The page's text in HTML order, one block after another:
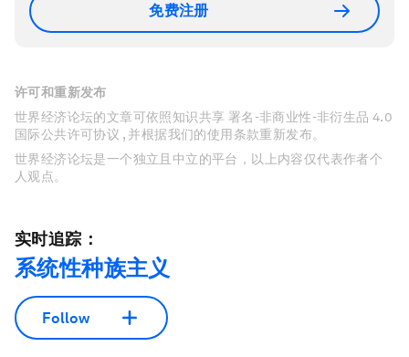
免费注册
许可和重新发布
世界经济论坛的文章可依照知识共享 署名-非商业性-非衍生品 4.0
国际公共许可协议 , 并根据我们的使用条款重新发布。
世界经济论坛是一个独立且中立的平台，以上内容仅代表作者个
人观点。
实时追踪：
系统性种族主义
Follow